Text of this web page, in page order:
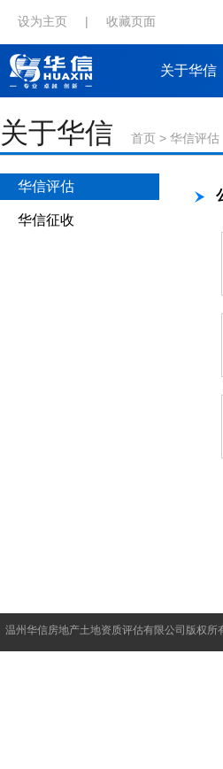
设为主页 | 收藏页面
关于华信
关于华信 首页 > 华信评估
华信评估
华信征收
温州华信房地产土地资质评估有限公司版权所